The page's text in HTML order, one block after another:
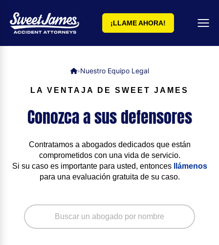
¡LLAME AHORA!
»Nuestro Equipo Legal
LA VENTAJA DE SWEET JAMES
Conozca a sus defensores
Contratamos a abogados dedicados que están
comprometidos con una vida de servicio.
Si su caso es importante para usted, entonces
llámenos
para una evaluación gratuita de su caso.